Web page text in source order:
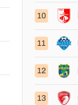
10
11
12
13